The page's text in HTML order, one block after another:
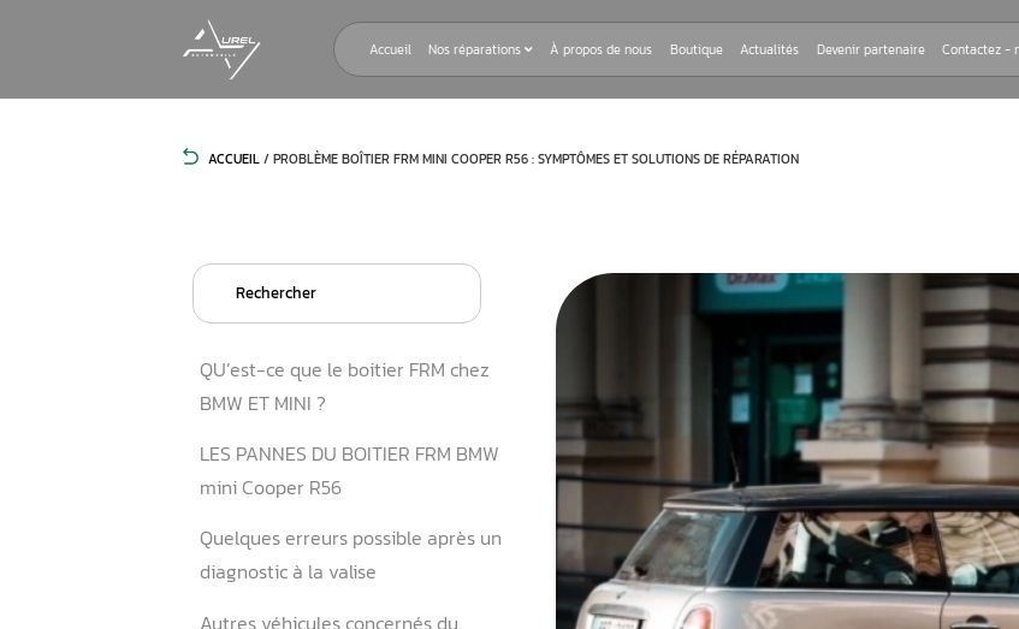
Accueil Nos réparations À propos de nous Boutique Actualités
QU’est-ce que le boitier FRM chez
BMW ET MINI ?
LES PANNES DU BOITIER FRM BMW
mini Cooper R56